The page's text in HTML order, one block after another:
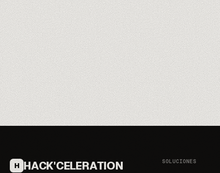
Descubre a los formadores →
H HACK'CELERATION SOLUCIONES